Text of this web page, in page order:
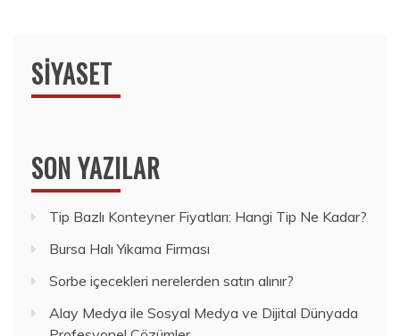
SIYASET
SON YAZILAR
Tip Bazlı Konteyner Fiyatları: Hangi Tip Ne Kadar?
Bursa Halı Yıkama Firması
Sorbe içecekleri nerelerden satın alınır?
Alay Medya ile Sosyal Medya ve Dijital Dünyada